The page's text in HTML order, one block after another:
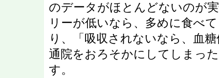
のデータがほとんどないのが
リーが低いなら、多めに食べ
り、「吸収されないなら、血
通院をおろそかにしてしまっ
す。